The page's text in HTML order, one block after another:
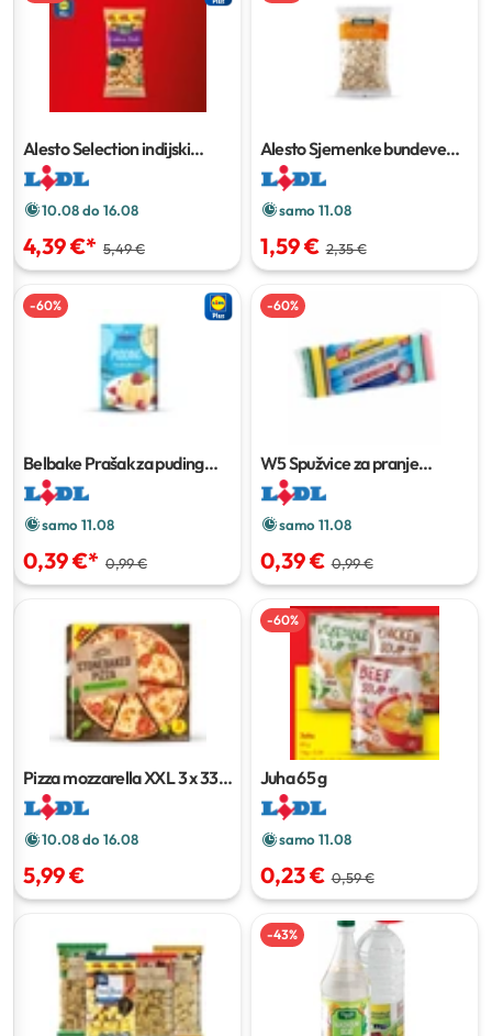
Alesto Selection indijski
oraščići XXL
10.08 do 16.08
4,39 €* 5,49 €
Alesto Sjemenke bundeve
250 g
samo 11.08
1,59 € 2,35 €
-60%
Belbake Prašak za puding
vanilija5 x 38 g
samo 11.08
0,39 €* 0,99 €
-60%
W5 Spužvice za pranje
posuđa10 kom
samo 11.08
0,39 € 0,99 €
Pizza mozzarella XXL3 x 335
g
10.08 do 16.08
5,99 €
-60%
Juha65 g
samo 11.08
0,23 € 0,59 €
-43%